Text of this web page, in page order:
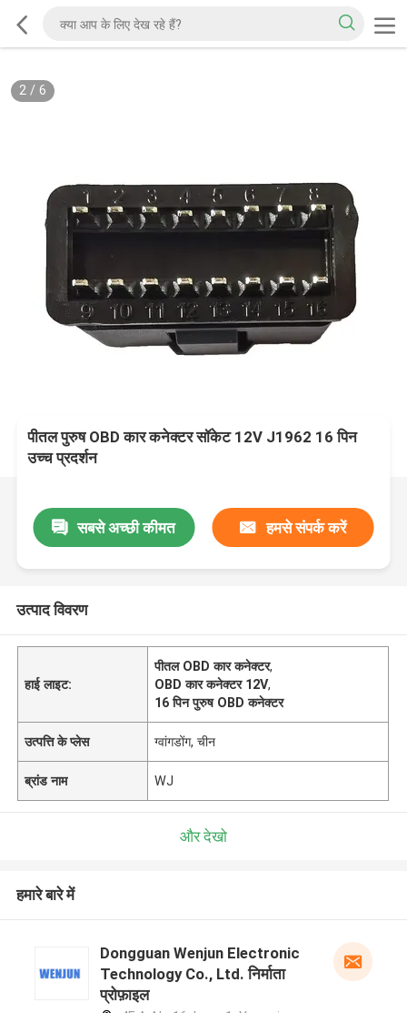
2/ 6
पीतल पुरुष OBD कार कनेक्टर सॉकेट 12V J1962 16 पिन
उच्च प्रदर्शन
सबसे अच्छी कीमत हमसे संपर्क करें
उत्पाद विवरण
हाई लाइट:
पीतल OBD कार कनेक्टर,
OBD कार कनेक्टर 12V,
16 पिन पुरुष OBD कनेक्टर
उत्पत्ति के प्लेस ग्वांगडोंग, चीन
ब्रांड नाम WJ
और देखो
हमारे बारे में
Dongguan Wenjun Electronic
Technology Co., Ltd. निर्माता
प्रोफ़ाइल